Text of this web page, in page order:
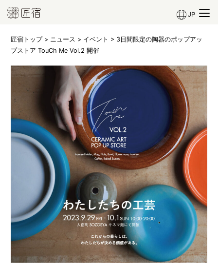
JP
匠宿トップ> ニュース > イベント > 3日間限定の陶器のポップアッ
プストア TouCh Me Vol.2 開催